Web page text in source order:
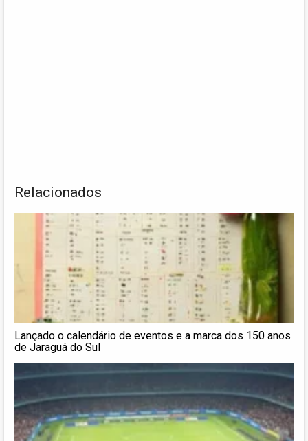
Relacionados
Lançado o calendário de eventos e a marca dos 150 anos
de Jaraguá do Sul